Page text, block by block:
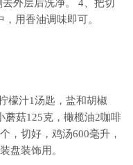
外层后洗净。 4、把切
用香油调味即可。
檬汁1汤匙，盐和胡椒
蘑菇125克，橄榄油2咖啡
，切好，鸡汤600毫升，
盘装饰用。